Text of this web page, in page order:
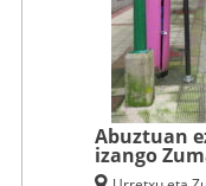
Abuztuan
izango